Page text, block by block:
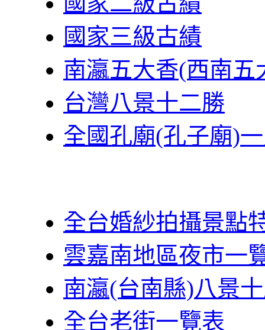
國家三級古績
南瀛五大香(西南五
台灣八景十二勝
全國孔廟(孔子廟)
全台婚紗拍攝景點
雲嘉南地區夜市一
南瀛(台南縣)八景
全台老街一覽表